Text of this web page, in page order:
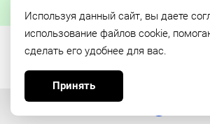
Используя данный сайт, вы даете
использование файлов cookie,
сделать его удобнее для вас.
Принять